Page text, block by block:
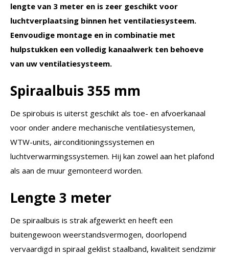
lengte van 3 meter en is zeer geschikt voor
luchtverplaatsing binnen het ventilatiesysteem.
Eenvoudige montage en in combinatie met
hulpstukken een volledig kanaalwerk ten behoeve
van uw ventilatiesysteem.
Spiraalbuis 355 mm
De spirobuis is uiterst geschikt als toe- en afvoerkanaal
voor onder andere mechanische ventilatiesystemen,
WTW-units, airconditioningssystemen en
luchtverwarmingssystemen. Hij kan zowel aan het plafond
als aan de muur gemonteerd worden.
Lengte 3 meter
De spiraalbuis is strak afgewerkt en heeft een
buitengewoon weerstandsvermogen, doorlopend
vervaardigd in spiraal geklist staalband, kwaliteit sendzimir